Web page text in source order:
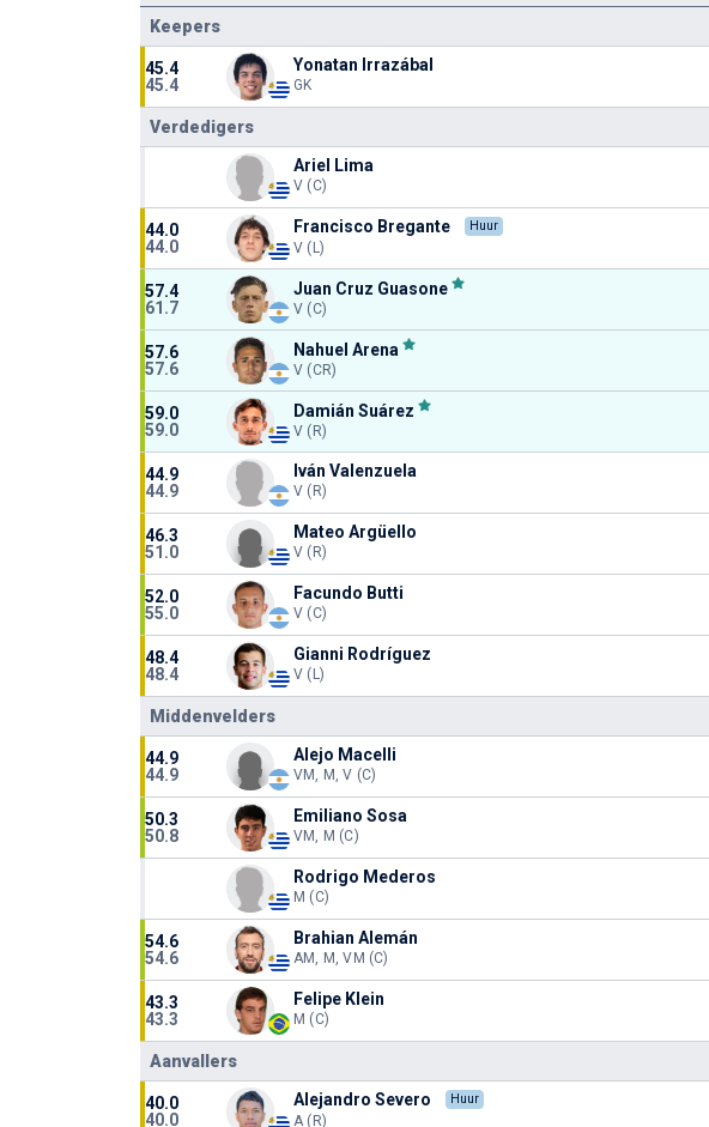
Keepers
45.4
45.4
Yonatan Irrazábal
GK
Verdedigers
Ariel Lima
V (C)
44.0
44.0
Francisco Bregante Huur
V (L)
57.4
61.7
Juan Cruz Guasone
V (C)
57.6
57.6
Nahuel Arena
V (CR)
59.0
59.0
Damián Suárez
V (R)
44.9
44.9
Iván Valenzuela
V (R)
46.3
51.0
Mateo Argüello
V (R)
52.0
55.0
Facundo Butti
V (C)
48.4
48.4
Gianni Rodríguez
V (L)
Middenvelders
44.9
44.9
Alejo Macelli
VM, M, V (C)
50.3
50.8
Emiliano Sosa
VM, M (C)
Rodrigo Mederos
M (C)
54.6
54.6
Brahian Alemán
AM, M, VM (C)
43.3
43.3
Felipe Klein
M (C)
Aanvallers
40.0
40.0
Alejandro Severo Huur
A (R)